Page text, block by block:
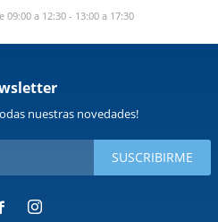
09:00 a 12:30 - 13:00 a 17:30
nuestras novedades!
SUSCRIBIRME
